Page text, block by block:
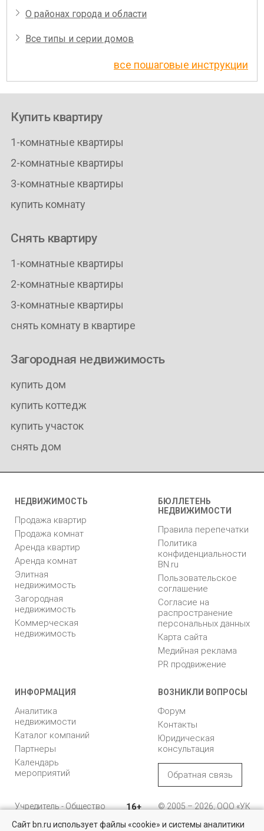
О районах города и области
Все типы и серии домов
все пошаговые инструкции
Купить квартиру
1-комнатные квартиры
2-комнатные квартиры
3-комнатные квартиры
купить комнату
Снять квартиру
1-комнатные квартиры
2-комнатные квартиры
3-комнатные квартиры
снять комнату в квартире
Загородная недвижимость
купить дом
купить коттедж
купить участок
снять дом
НЕДВИЖИМОСТЬ
Продажа квартир
Продажа комнат
Аренда квартир
Аренда комнат
Элитная
недвижимость
Загородная
недвижимость
Коммерческая
недвижимость
БЮЛЛЕТЕНЬ
НЕДВИЖИМОСТИ
Правила перепечатки
Политика
конфиденциальности
BN.ru
Пользовательское
соглашение
Согласие на
распространение
персональных данных
Карта сайта
Медийная реклама
PR продвижение
ИНФОРМАЦИЯ
Аналитика
недвижимости
Каталог компаний
Партнеры
Календарь
мероприятий
ВОЗНИКЛИ ВОПРОСЫ
Форум
Контакты
Юридическая
консультация
Обратная связь
Учредитель - Общество
ответственностью
16+
© 2005 – 2026, ООО «УК
Сайт bn.ru использует файлы «cookie» и системы аналитики